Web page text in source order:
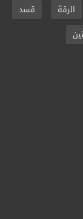
الرقة
قسد